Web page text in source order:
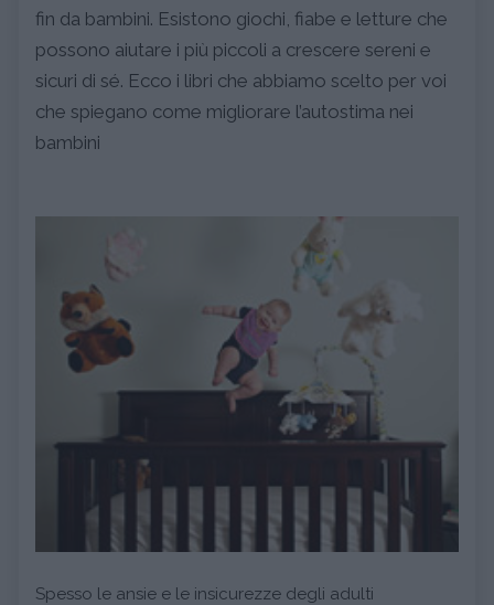
fin da bambini. Esistono giochi, fiabe e letture che
possono aiutare i più piccoli a crescere sereni e
sicuri di sé. Ecco i libri che abbiamo scelto per voi
che spiegano come migliorare l’autostima nei
bambini
Spesso le ansie e le insicurezze degli adulti